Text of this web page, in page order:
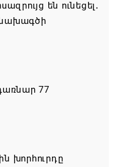
են ունեցել․
նախագծի
77
խորհուրդը